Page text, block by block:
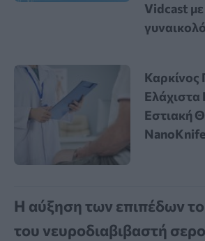
Vidcast
Ελάχιστα
Εστιακή
NanoKnife
Η αύξηση των επιπέδων
του νευροδιαβιβαστή